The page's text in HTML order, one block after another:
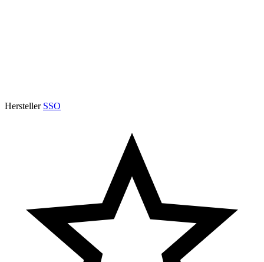
Hersteller SSO